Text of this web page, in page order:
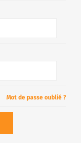
Mot de passe oublié ?